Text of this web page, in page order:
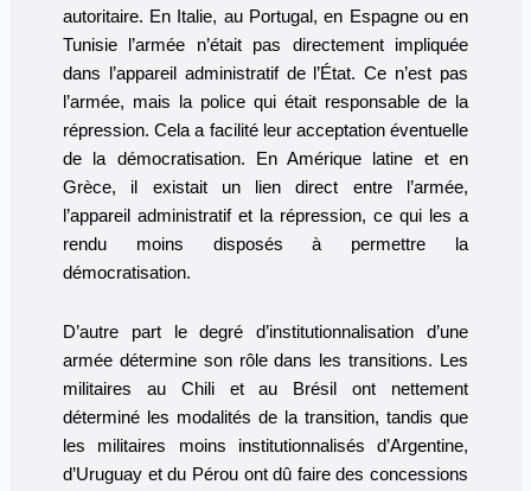
autoritaire. En Italie, au Portugal, en Espagne ou en
Tunisie l’armée n’était pas directement impliquée
dans l’appareil administratif de l’État. Ce n’est pas
l’armée, mais la police qui était responsable de la
répression. Cela a facilité leur acceptation éventuelle
de la démocratisation. En Amérique latine et en
Grèce, il existait un lien direct entre l’armée,
l’appareil administratif et la répression, ce qui les a
rendu moins disposés à permettre la
démocratisation.
D’autre part le degré d’institutionnalisation d’une
armée détermine son rôle dans les transitions. Les
militaires au Chili et au Brésil ont nettement
déterminé les modalités de la transition, tandis que
les militaires moins institutionnalisés d’Argentine,
d’Uruguay et du Pérou ont dû faire des concessions